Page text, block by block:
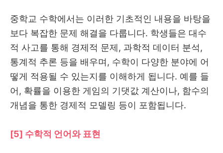
중학교 수학에서는 이러한 기초적인 내용을 바탕을
보다 복잡한 문제 해결을 다룹니다. 학생들은 대수
적 사고를 통해 경제적 문제, 과학적 데이터 분석,
통계적 추론 등을 배우며, 수학이 다양한 분야에 어
떻게 적용될 수 있는지를 이해하게 됩니다. 예를 들
어, 확률을 이용한 게임의 기댓값 계산이나, 함수의
개념을 통한 경제적 모델링 등이 포함됩니다.
[5] 수학적 언어와 표현